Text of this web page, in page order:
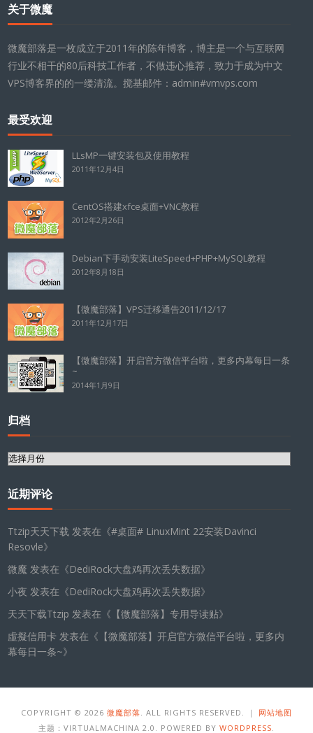
关于微魔
微魔部落是一枚成立于2011年的陈年博客，博主是一个与互联网
行业不相干的80后科技工作者，不做违心推荐，致力于成为中文
VPS博客界的的一缕清流。搅基邮件：admin#vmvps.com
最受欢迎
LLsMP一键安装包及使用教程
2011年12月4日
CentOS搭建xfce桌面+VNC教程
2012年2月26日
Debian下手动安装LiteSpeed+PHP+MySQL教程
2012年8月18日
【微魔部落】VPS迁移通告2011/12/17
2011年12月17日
【微魔部落】开启官方微信平台啦，更多内幕每日一条
~
2014年1月9日
归档
归
近期评论
Ttzip天天下载 发表在《#桌面# LinuxMint 22安装Davinci
Resovle》
微魔 发表在《DediRock大盘鸡再次丢失数据》
小夜 发表在《DediRock大盘鸡再次丢失数据》
天天下载Ttzip 发表在《 【微魔部落】专用导读贴》
虛擬信用卡 发表在《 【微魔部落】开启官方微信平台啦，更多内
幕每日一条~》
COPYRIGHT © 2026 微魔部落 . ALL RIGHTS RESERVED. ｜ 网站地图
主题：VIRTUALMACHINA 2.0. POWERED BY WORDPRESS